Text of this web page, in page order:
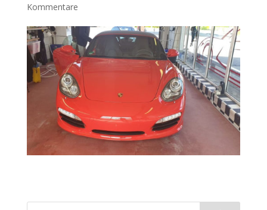
Kommentare